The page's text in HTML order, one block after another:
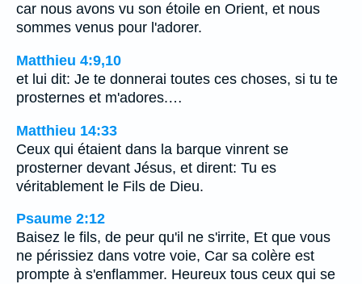
car nous avons vu son étoile en Orient, et nous
sommes venus pour l'adorer.
Matthieu 4:9,10
et lui dit: Je te donnerai toutes ces choses, si tu te
prosternes et m'adores.…
Matthieu 14:33
Ceux qui étaient dans la barque vinrent se
prosterner devant Jésus, et dirent: Tu es
véritablement le Fils de Dieu.
Psaume 2:12
Baisez le fils, de peur qu'il ne s'irrite, Et que vous
ne périssiez dans votre voie, Car sa colère est
prompte à s'enflammer. Heureux tous ceux qui se